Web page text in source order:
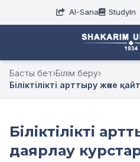
AI-Sana StudyIn
Басты бет›Білім беру›
Біліктілікті арттыру және
Біліктілікті
даярлау